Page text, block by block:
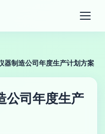
器制造公司年度生产计划方案
公司年度生产